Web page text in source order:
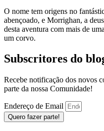
O nome tem origens no
abençoado, e Morrighan, a
desta aventura com mais de
um corvo.
Subscritores do
Recebe notificação dos novos
parte da nossa Comunidade!
Endereço de Email
Quero fazer parte!